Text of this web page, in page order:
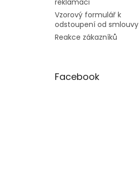
reklamaci
Vzorový formulář k
odstoupení od smlouvy
Reakce zákazníků
Facebook